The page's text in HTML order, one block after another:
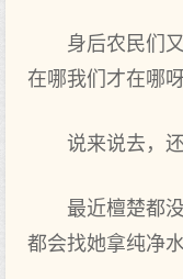
身后农民们
在哪我们才在哪
说来说去，
最近檀楚都
都会找她拿纯净水